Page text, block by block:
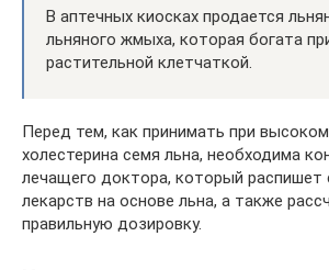
В аптечных киосках продается
льняного жмыха, которая богата
растительной клетчаткой.
Перед тем, как принимать при
холестерина семя льна, необходима
лечащего доктора, который распишет
лекарств на основе льна, а также
правильную дозировку.